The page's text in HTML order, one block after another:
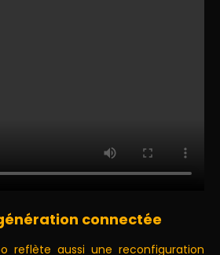
connectée
reflète aussi une reconfiguration